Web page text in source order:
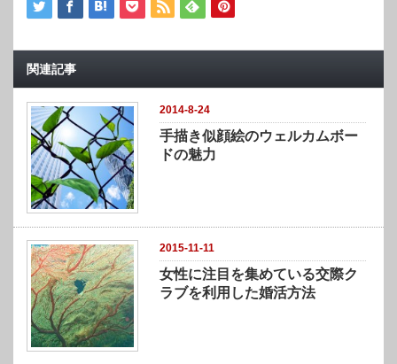
関連記事
2014-8-24
手描き似顔絵のウェルカムボー
ドの魅力
2015-11-11
女性に注目を集めている交際ク
ラブを利用した婚活方法